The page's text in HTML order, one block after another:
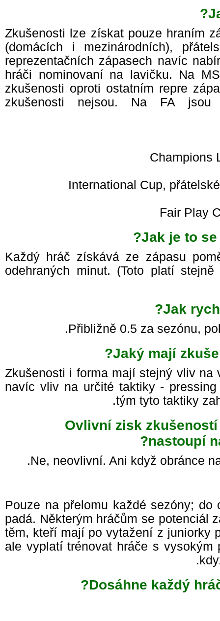
Zkušenosti lze získat pouze hraním
(domácích i mezinárodních),
reprezentačních zápasech navíc
hráči nominovaní na lavičku. Na
zkušenosti oproti ostatním repre
zkušenosti nejsou. Na FA
Jak je to
Každý hráč získává ze zápasu
odehraných minut. (Toto platí
Jak
Přibližně 0.5 za sezónu,
Jaký mají
Zkušenosti i forma mají stejný vliv
navíc vliv na určité taktiky -
tým tyto taktiky
Ovlivní zisk
nastoupí
Ne, neovlivní. Ani když obránce
Pouze na přelomu každé sezóny;
padá. Některým hráčům se
těm, kteří mají po vytažení z
ale vyplatí trénovat hráče s
Dosáhne každý